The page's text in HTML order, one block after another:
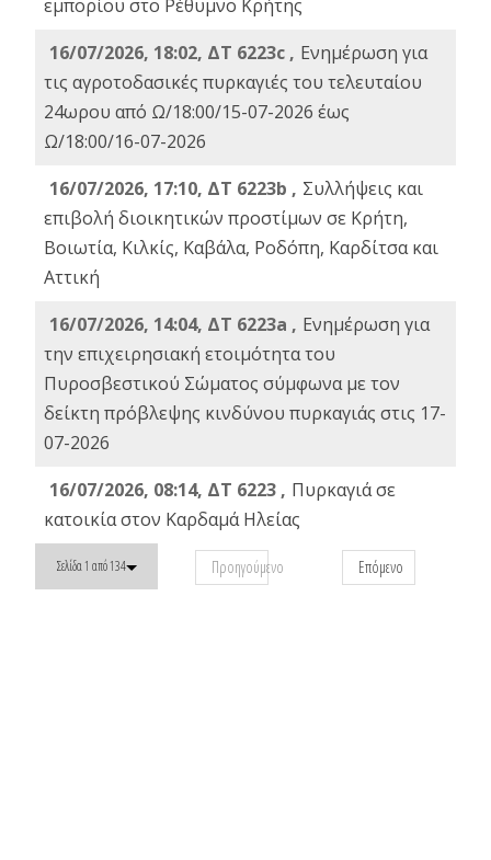
εμπορίου στο Ρέθυμνο Κρήτης
16/07/2026, 18:02, ΔΤ 6223c , Ενημέρωση για
τις αγροτοδασικές πυρκαγιές του τελευταίου
24ωρου από Ω/18:00/15-07-2026 έως
Ω/18:00/16-07-2026
16/07/2026, 17:10, ΔΤ 6223b , Συλλήψεις και
επιβολή διοικητικών προστίμων σε Κρήτη,
Βοιωτία, Κιλκίς, Καβάλα, Ροδόπη, Καρδίτσα και
Αττική
16/07/2026, 14:04, ΔΤ 6223a , Ενημέρωση για
την επιχειρησιακή ετοιμότητα του
Πυροσβεστικού Σώματος σύμφωνα με τον
δείκτη πρόβλεψης κινδύνου πυρκαγιάς στις 17-
07-2026
16/07/2026, 08:14, ΔΤ 6223 , Πυρκαγιά σε
κατοικία στον Καρδαμά Ηλείας
Σελίδα 1 από 134 Προηγούμενο Επόμενο